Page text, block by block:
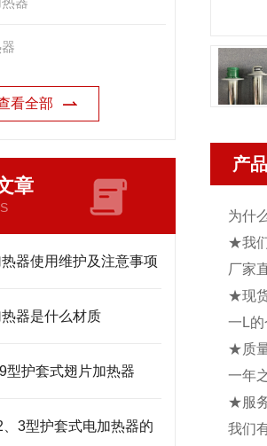
看全部
章
器使用维护及注意事项
器是什么材质
型护套式翅片加热器
3型护套式电加热器的
产
为什
★我
厂家
★现
一L
★质
一年
★服
我们